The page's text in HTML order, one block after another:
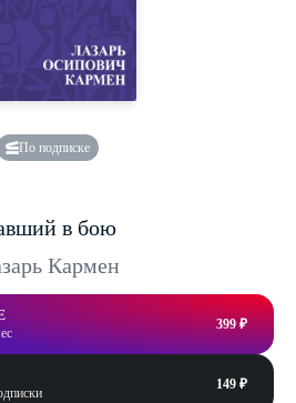
По подписке
в бою
Кармен
399 ₽
149 ₽